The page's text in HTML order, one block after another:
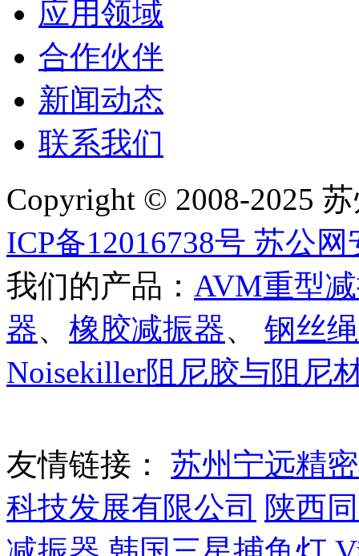
应用领域
合作伙伴
新闻动态
联系我们
Copyright © 2008-2025
ICP备12016738号 苏公网
我们的产品： AVM重型
器、 橡胶减振器、 钢丝
Noisekiller阻尼胶与阻尼
友情链接： 苏州宁远精
科技发展有限公司 陕西